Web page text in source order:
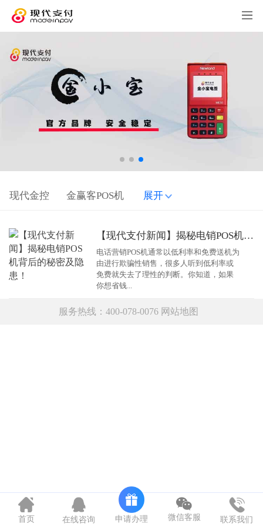
现代金控 金赢客POS机 展开
【现代支付新闻】揭秘电销POS机背后的秘密及隐患！
电话营销POS机通常以低利率和免费送机为
由进行欺骗性销售，很多人听到低利率或
免费就失去了理性的判断。你知道，如果
你想省钱...
服务热线：400-078-0076 网站地图
首页 在线咨询 申请办理 微信客服 联系我们